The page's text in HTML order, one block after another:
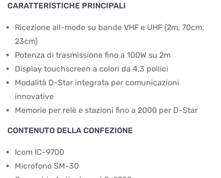
CARATTERISTICHE PRINCIPALI
Ricezione all-mode su bande VHF e UHF (2m, 70cm,
23cm)
Potenza di trasmissione fino a 100W su 2m
Display touchscreen a colori da 4,3 pollici
Modalità D-Star integrata per comunicazioni
innovative
Memorie per relè e stazioni fino a 2000 per D-Star
CONTENUTO DELLA CONFEZIONE
Icom IC-9700
Microfono SM-30